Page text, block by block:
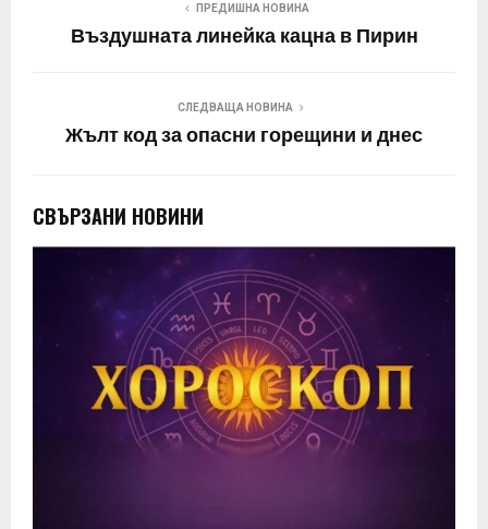
ПРЕДИШНА НОВИНА
Въздушната линейка кацна в Пирин
СЛЕДВАЩА НОВИНА
Жълт код за опасни горещини и днес
СВЪРЗАНИ НОВИНИ